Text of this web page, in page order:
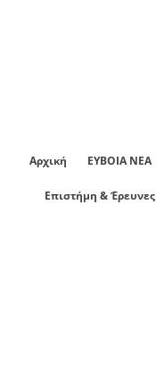
Αρχική ΕΥΒΟΙΑ ΝΕΑ
Επιστήμη & Έρευνες